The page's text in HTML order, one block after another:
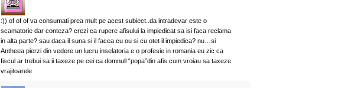
:)) of of of va consumati prea mult pe acest subiect..da intradevar este o
scamatorie dar conteza? crezi ca rupere afisului la impiedicat sa isi faca reclama
in alta parte? sau daca il suna si il facea cu ou si cu otet il impiedica? nu…si
Antheea pierzi din vedere un lucru inselatoria e o profesie in romania eu zic ca
fiscul ar trebui sa ii taxeze pe cei ca domnull “popa”din afis cum vroiau sa taxeze
vrajitoarele